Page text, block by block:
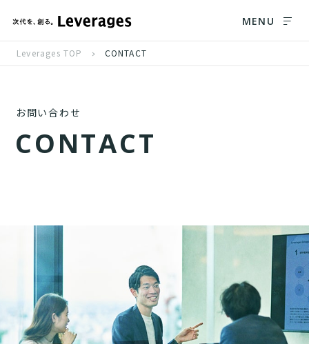
MENU
Leverages TOP CONTACT
お問い合わせ
CONTACT